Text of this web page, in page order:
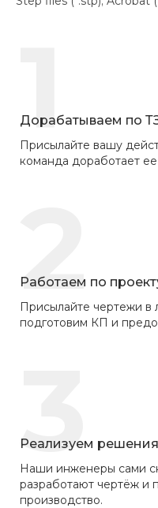
1
Дорабатываем по
Присылайте вашу
команда доработает
2
Работаем по
Присылайте чертежи
подготовим КП и
3
Реализуем
Наши инженеры сами
разработают чертёж и
производство.